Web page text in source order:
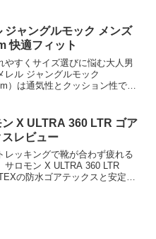
登山靴を選び、最新価格をチェ
納得の一足を購入しましょう。
ジャングルモック メンズ
快適フィット
やすくサイズ選びに悩む大人男
レル ジャングルモック
）は通気性とクッション性で原
確認してください。
X ULTRA 360 LTR ゴア
スレビュー
レッキングで靴が合わず疲れる
サロモン X ULTRA 360 LTR
の防水ゴアテックスと安定し